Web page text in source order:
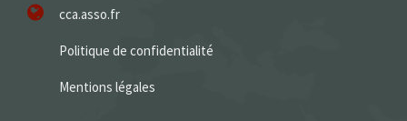
cca.asso.fr
Politique de confidentialité
Mentions légales